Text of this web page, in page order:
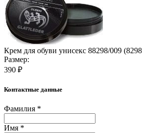
Крем для обуви унисекс 88298/009
Размер:
390 ₽
Контактные данные
Фамилия *
Имя *